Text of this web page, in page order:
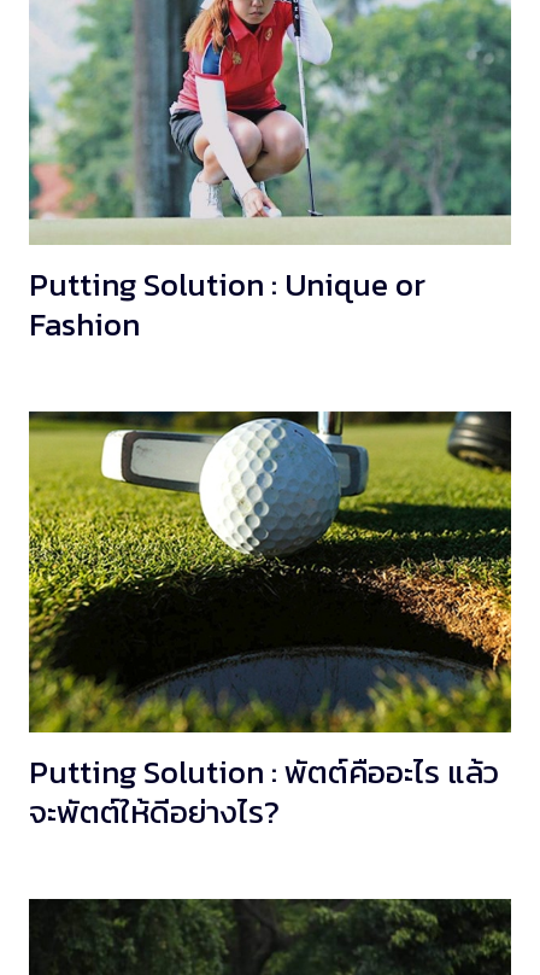
Putting Solution : Unique or
Fashion
Putting Solution : พัตต์คืออะไร แล้ว
จะพัตต์ให้ดีอย่างไร?